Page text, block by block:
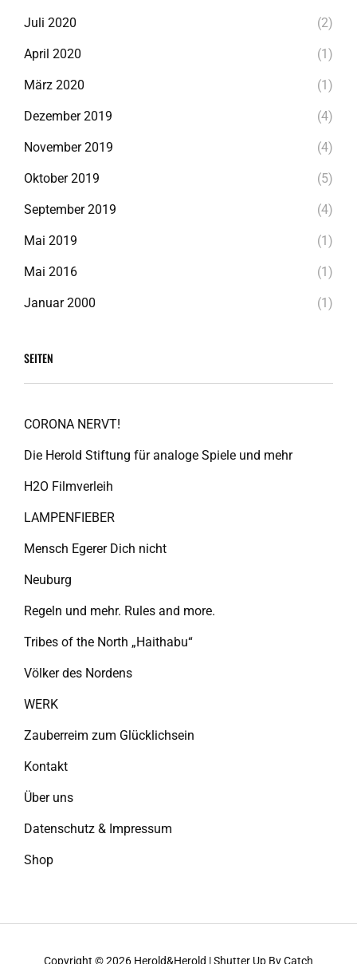
Juli 2020 (2)
April 2020 (1)
März 2020 (1)
Dezember 2019 (4)
November 2019 (4)
Oktober 2019 (5)
September 2019 (4)
Mai 2019 (1)
Mai 2016 (1)
Januar 2000 (1)
SEITEN
CORONA NERVT!
Die Herold Stiftung für analoge Spiele und mehr
H2O Filmverleih
LAMPENFIEBER
Mensch Egerer Dich nicht
Neuburg
Regeln und mehr. Rules and more.
Tribes of the North „Haithabu“
Völker des Nordens
WERK
Zauberreim zum Glücklichsein
Kontakt
Über uns
Datenschutz & Impressum
Shop
Copyright © 2026 Herold&Herold |Shutter Up ByCatch